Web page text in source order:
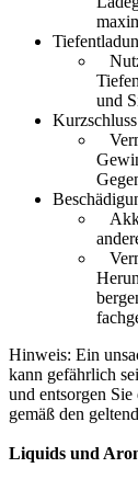
und
Hinweis: Ein
kann gefährlich
und entsorgen
gemäß den
Liquids und